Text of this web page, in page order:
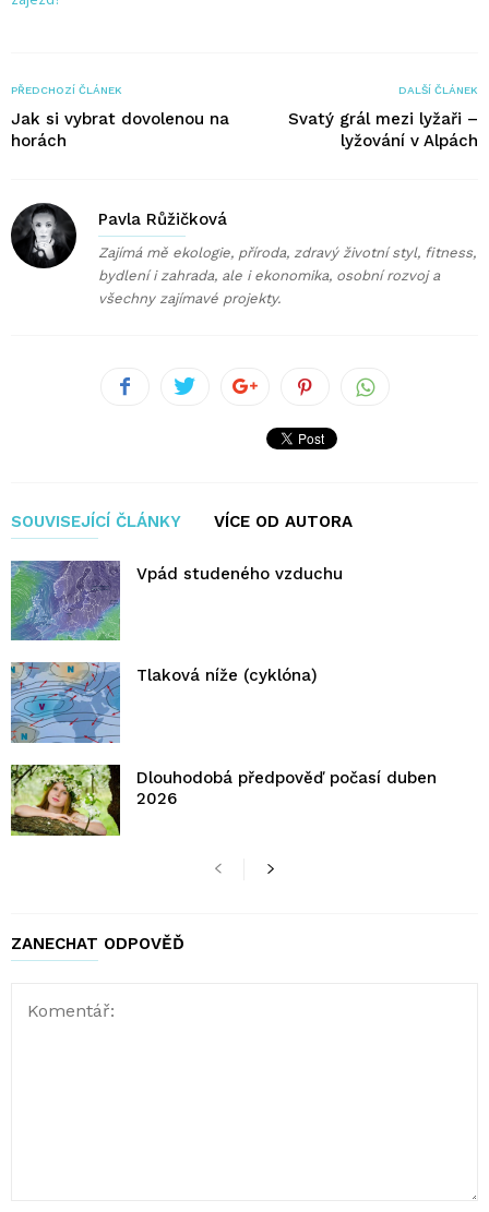
PŘEDCHOZÍ ČLÁNEK
Jak si vybrat dovolenou na
horách
DALŠÍ ČLÁNEK
Svatý grál mezi lyžaři –
lyžování v Alpách
Pavla Růžičková
Zajímá mě ekologie, příroda, zdravý životní styl, fitness,
bydlení i zahrada, ale i ekonomika, osobní rozvoj a
všechny zajímavé projekty.
SOUVISEJÍCÍ ČLÁNKY VÍCE OD AUTORA
Vpád studeného vzduchu
Tlaková níže (cyklóna)
Dlouhodobá předpověď počasí duben
2026
ZANECHAT ODPOVĚĎ